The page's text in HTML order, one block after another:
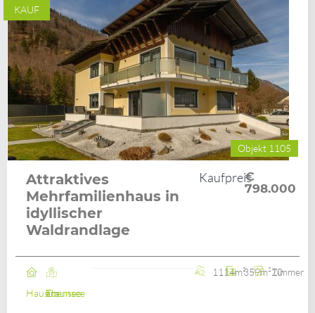
KAUF
Objekt 1105
Attraktives
Mehrfamilienhaus in
idyllischer
Waldrandlage
Kaufpreis
€
798.000
HausEbensee am Traunsee
1114m²359m²10 Zimmer